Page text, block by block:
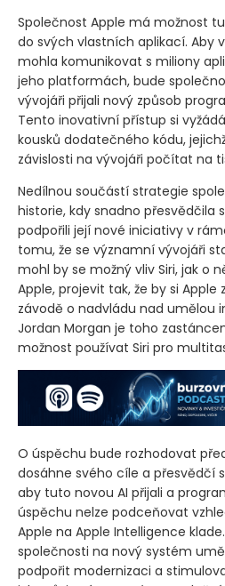
Společnost Apple má možnost
do svých vlastních aplikací. Aby
mohla komunikovat s miliony
jeho platformách, bude
vývojáři přijali nový způsob
Tento inovativní přístup si
kousků dodatečného kódu,
závislosti na vývojáři počítat na
Nedílnou součástí strategie
historie, kdy snadno přesvědčila
podpořili její nové iniciativy v
tomu, že se významní vývojáři
mohl by se možný vliv Siri, jak o
Apple, projevit tak, že by si
závodě o nadvládu nad umělou
Jordan Morgan je toho
možnost používat Siri pro
O úspěchu bude rozhodovat
dosáhne svého cíle a přesvědčí
aby tuto novou AI přijali a
úspěchu nelze podceňovat
Apple na Apple Intelligence
společnosti na nový systém
podpořit modernizaci a